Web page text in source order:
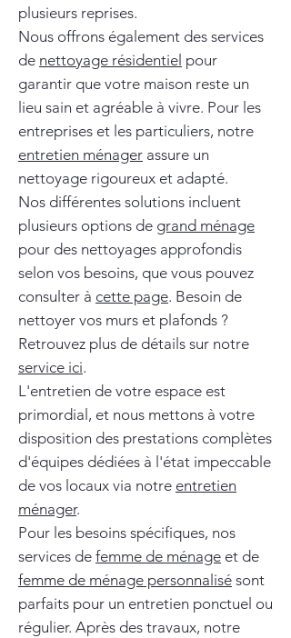
plusieurs reprises.
Nous offrons également des services
de nettoyage résidentiel pour
garantir que votre maison reste un
lieu sain et agréable à vivre. Pour les
entreprises et les particuliers, notre
entretien ménager assure un
nettoyage rigoureux et adapté.
Nos différentes solutions incluent
plusieurs options de grand ménage
pour des nettoyages approfondis
selon vos besoins, que vous pouvez
consulter à cette page. Besoin de
nettoyer vos murs et plafonds ?
Retrouvez plus de détails sur notre
service ici.
L'entretien de votre espace est
primordial, et nous mettons à votre
disposition des prestations complètes
d'équipes dédiées à l'état impeccable
de vos locaux via notre entretien
ménager.
Pour les besoins spécifiques, nos
services de femme de ménage et de
femme de ménage personnalisé sont
parfaits pour un entretien ponctuel ou
régulier. Après des travaux, notre